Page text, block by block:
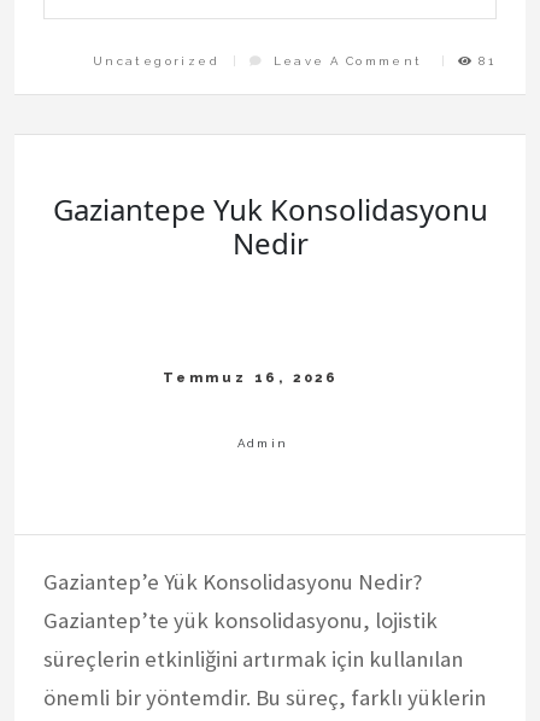
Uncategorized Leave A Comment
On
Gaziantepe
Urunleri
81
Gaziantepe Yuk Konsolidasyonu
Nedir
Gaziantep’e Yük Konsolidasyonu Nedir?
Gaziantep’te yük konsolidasyonu, lojistik
süreçlerin etkinliğini artırmak için kullanılan
önemli bir yöntemdir. Bu süreç, farklı yüklerin